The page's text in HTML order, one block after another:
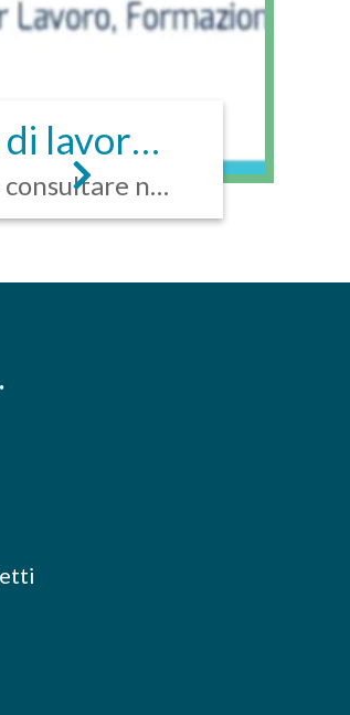
lavoro
Lavoronei
le offerte di...